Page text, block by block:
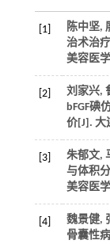
[1]
陈中坚,
治术治
美容医学
[2]
刘家兴,
bFGF碘
价[J]. 大
[3]
朱郁文,
与体积
美容医学
[4]
魏景健,
骨囊性